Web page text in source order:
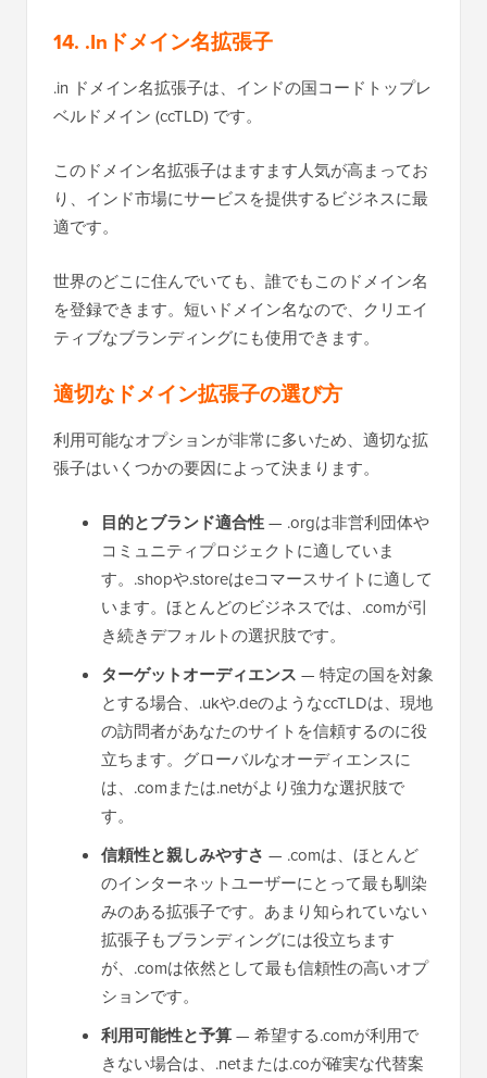
14. .Inドメイン名拡張子
.in ドメイン名拡張子は、インドの国コードトップレ
ベルドメイン (ccTLD) です。
このドメイン名拡張子はますます人気が高まってお
り、インド市場にサービスを提供するビジネスに最
適です。
世界のどこに住んでいても、誰でもこのドメイン名
を登録できます。短いドメイン名なので、クリエイ
ティブなブランディングにも使用できます。
適切なドメイン拡張子の選び方
利用可能なオプションが非常に多いため、適切な拡
張子はいくつかの要因によって決まります。
目的とブランド適合性— .orgは非営利団体や
コミュニティプロジェクトに適していま
す。.shopや.storeはeコマースサイトに適して
います。ほとんどのビジネスでは、.comが引
き続きデフォルトの選択肢です。
ターゲットオーディエンス — 特定の国を対象
とする場合、.ukや.deのようなccTLDは、現地
の訪問者があなたのサイトを信頼するのに役
立ちます。グローバルなオーディエンスに
は、.comまたは.netがより強力な選択肢で
す。
信頼性と親しみやすさ — .comは、ほとんど
のインターネットユーザーにとって最も馴染
みのある拡張子です。あまり知られていない
拡張子もブランディングには役立ちます
が、.comは依然として最も信頼性の高いオプ
ションです。
利用可能性と予算— 希望する.comが利用で
きない場合は、.netまたは.coが確実な代替案